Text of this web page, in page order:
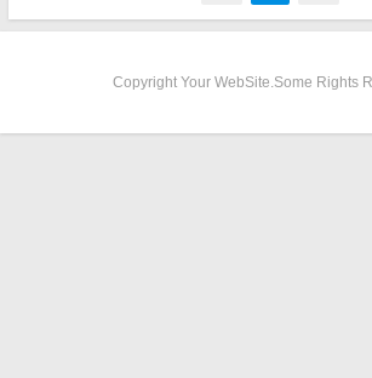
Copyright Your WebSite.Some Rights